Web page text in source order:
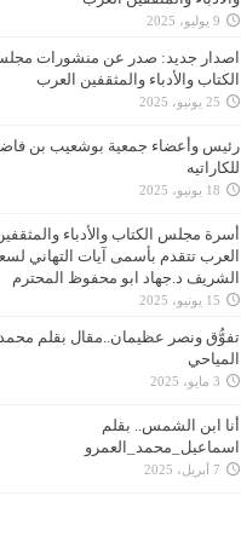
9 يوليو، 2025
اصدار جديد: صدر عن منشورات
الكتاب والأدباء والمثقفين العرب
25 يونيو، 2025
رئيس وأعضاء جمعية بوشعيب بن
للكاراتيه
18 يونيو، 2025
أسرة مجلس الكتاب والأدباء
العرب تتقدم بأسمى آيات التهاني
الشريف د.جهاد ابو محفوظ المحترم
15 يونيو، 2025
تفوُّق ونصر عظيمان..مقال بقلم
المياحي
3 مايو، 2025
أنا ابن الشمس.. بقلم
اسماعيل_محمد_العمرو
7 أبريل، 2025